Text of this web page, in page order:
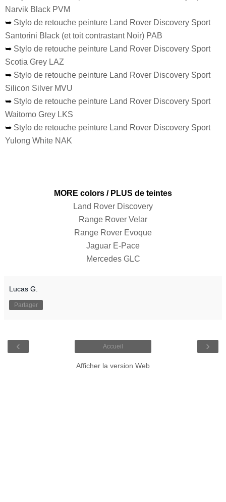
Narvik Black PVM
➥ Stylo de retouche peinture Land Rover Discovery Sport
Santorini Black (et toit contrastant Noir) PAB
➥ Stylo de retouche peinture Land Rover Discovery Sport
Scotia Grey LAZ
➥ Stylo de retouche peinture Land Rover Discovery Sport
Silicon Silver MVU
➥ Stylo de retouche peinture Land Rover Discovery Sport
Waitomo Grey LKS
➥ Stylo de retouche peinture Land Rover Discovery Sport
Yulong White NAK
MORE colors / PLUS de teintes
Land Rover Discovery
Range Rover Velar
Range Rover Evoque
Jaguar E-Pace
Mercedes GLC
Lucas G.
Partager
‹ ›
Accueil
Afficher la version Web